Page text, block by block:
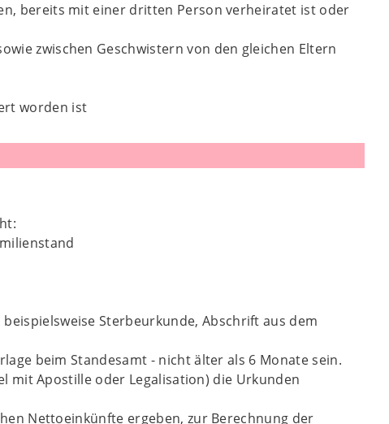
bereits mit einer dritten Person verheiratet ist oder
zwischen Geschwistern von den gleichen Eltern
worden ist
Sterbeurkunde, Abschrift aus dem
beim Standesamt - nicht älter als 6 Monate sein.
mit Apostille oder Legalisation) die Urkunden
Nettoeinkünfte ergeben, zur Berechnung der